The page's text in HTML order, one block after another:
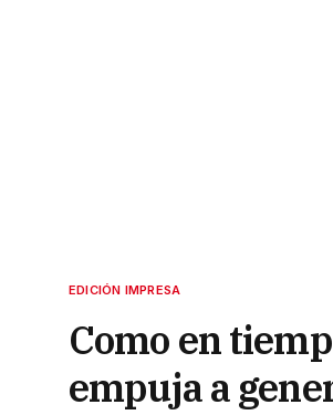
EDICIÓN IMPRESA
Como en
empuja a